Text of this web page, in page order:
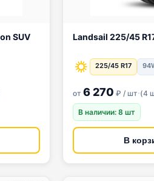
225/45 R17
от 6 270 ₽ / шт·(4
В наличии: 8 шт
В